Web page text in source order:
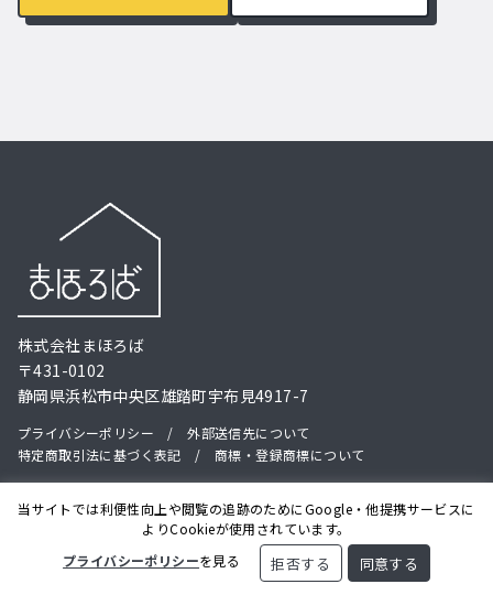
株式会社まほろば
〒431-0102
静岡県浜松市中央区雄踏町宇布見4917-7
プライバシーポリシー /外部送信先について
特定商取引法に基づく表記 /商標・登録商標について
© 2018-2026 mahoroba148.com ｜ This site is protected by
Privacy PolicyandTerms of Service apply.
当サイトでは利便性向上や閲覧の追跡のためにGoogle・他提携サービスに
よりCookieが使用されています。
プライバシーポリシーを見る 拒否する 同意する